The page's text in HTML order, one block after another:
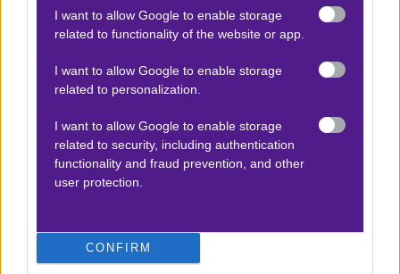
I want to allow Google to enable storage
related to functionality of the website or app.
I want to allow Google to enable storage
related to personalization.
I want to allow Google to enable storage
related to security, including authentication
functionality and fraud prevention, and other
user protection.
CONFIRM
Βαθμολογίες Ισπανίας- La liga
Βαθμολογίες Ιταλίας- Serie A
Βαθμολογίες Γαλλίας-League 1
ΣΤΟΙΧΗΜΑ
Κουπόνι στοιχήματος ΟΠΑΠ
Αναλύσεις αγώνων
Ενισχυμένες Αποδόσεις